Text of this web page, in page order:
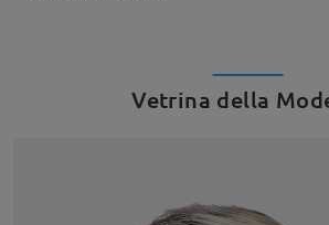
Vetrina della